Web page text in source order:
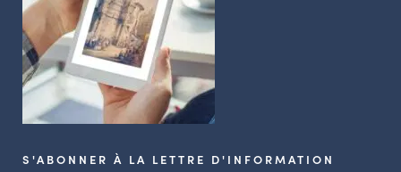
S'ABONNER À LA LETTRE D'INFORMATION